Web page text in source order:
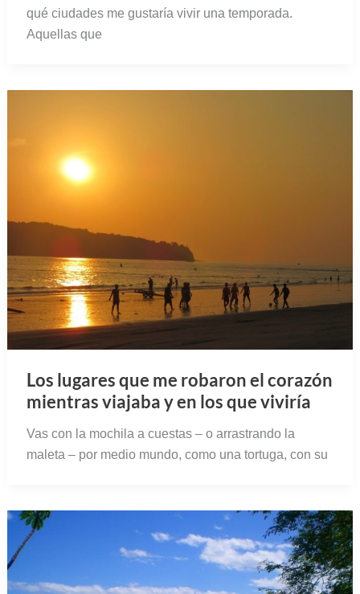
qué ciudades me gustaría vivir una temporada.
Aquellas que
Los lugares que me robaron el corazón
mientras viajaba y en los que viviría
Vas con la mochila a cuestas – o arrastrando la
maleta – por medio mundo, como una tortuga, con su